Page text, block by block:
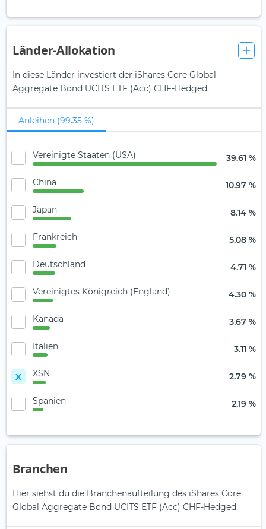
Länder-Allokation
In diese Länder investiert der iShares Core Global
Aggregate Bond UCITS ETF (Acc) CHF-Hedged.
Anleihen (99.35 %)
Vereinigte Staaten (USA) 39.61 %
China 10.97 %
Japan 8.14 %
Frankreich 5.08 %
Deutschland 4.71 %
Vereinigtes Königreich (England) 4.30 %
Kanada 3.67 %
Italien 3.11 %
X XSN 2.79 %
Spanien 2.19 %
Branchen
Hier siehst du die Branchenaufteilung des iShares Core
Global Aggregate Bond UCITS ETF (Acc) CHF-Hedged.